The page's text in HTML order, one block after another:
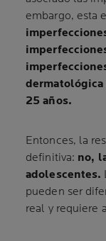
embargo, esta
dermatológica
25 años.
Entonces, la
definitiva: no,
adolescentes.
pueden ser
real y requiere